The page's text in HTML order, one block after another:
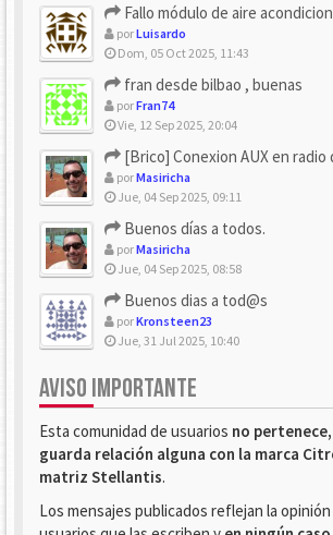
Fallo módulo de aire
porLuisardo
Dom, 05 Oct 2025, 11:43
fran desde bilbao , buenas
porFran74
Vie, 12 Sep 2025, 20:04
[Brico] Conexion AUX en radio
porMasiricha
Jue, 04 Sep 2025, 09:11
Buenos días a todos.
porMasiricha
Jue, 04 Sep 2025, 08:58
Buenos dias a tod@s
porKronsteen23
Jue, 31 Jul 2025, 10:40
AVISO IMPORTANTE
Esta comunidad de usuarios no
guarda relación alguna con la marca
matriz Stellantis.
Los mensajes publicados reflejan la